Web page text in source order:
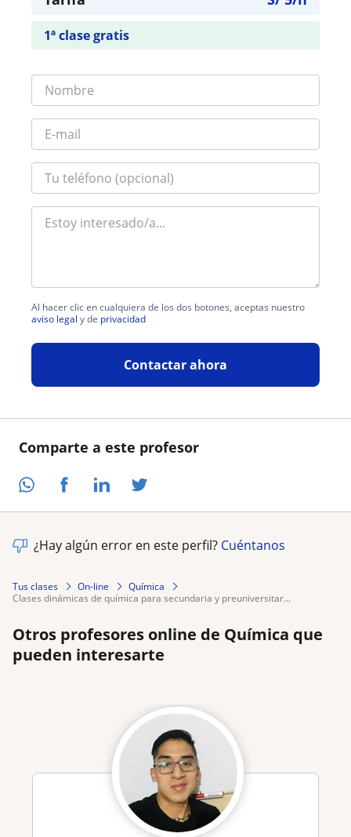
Comparte a este profesor
1ª clase gratis
Al hacer clic en cualquiera de los dos botones, aceptas nuestro
aviso legal y de privacidad
Contactar ahora
¿Hay algún error en este perfil? Cuéntanos
Tus clases On-line
Química
clases dinámicas de química para secundaria y preuniversitar...
Otros profesores online de Química que
pueden interesarte